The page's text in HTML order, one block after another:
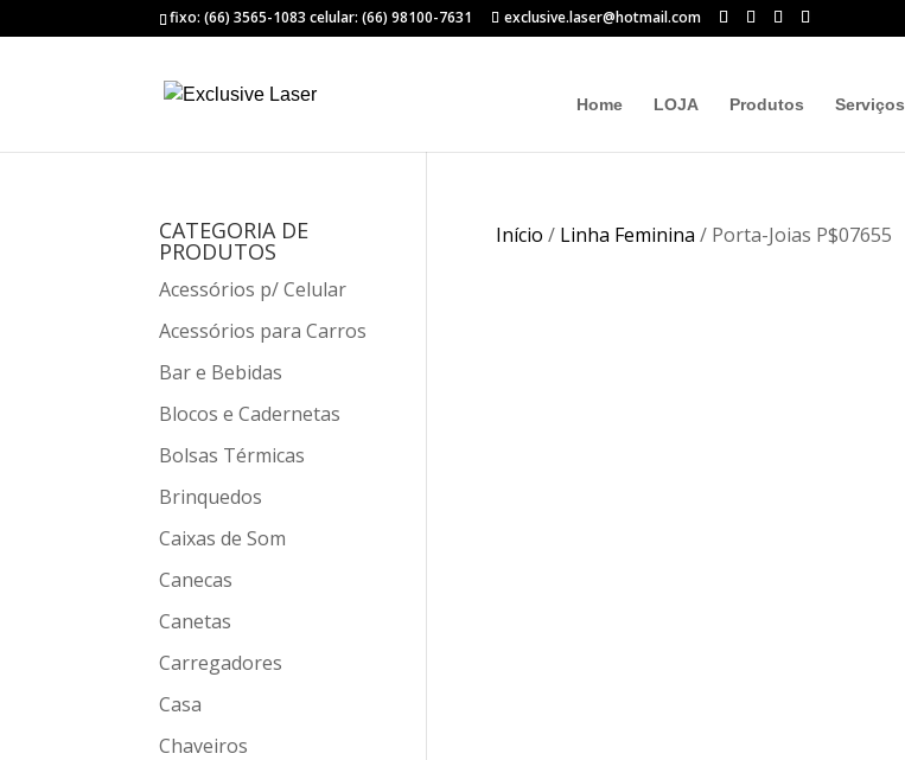
fixo: (66) 3565-1083 celular: (66) 98100-7631 exclusive.laser@hotmail.com
Home LOJA Produtos Serviços
Início / Linha Feminina / Porta-Joias P$07655
CATEGORIA DE
PRODUTOS
Acessórios p/ Celular
Acessórios para Carros
Bar e Bebidas
Blocos e Cadernetas
Bolsas Térmicas
Brinquedos
Caixas de Som
Canecas
Canetas
Carregadores
Casa
Chaveiros